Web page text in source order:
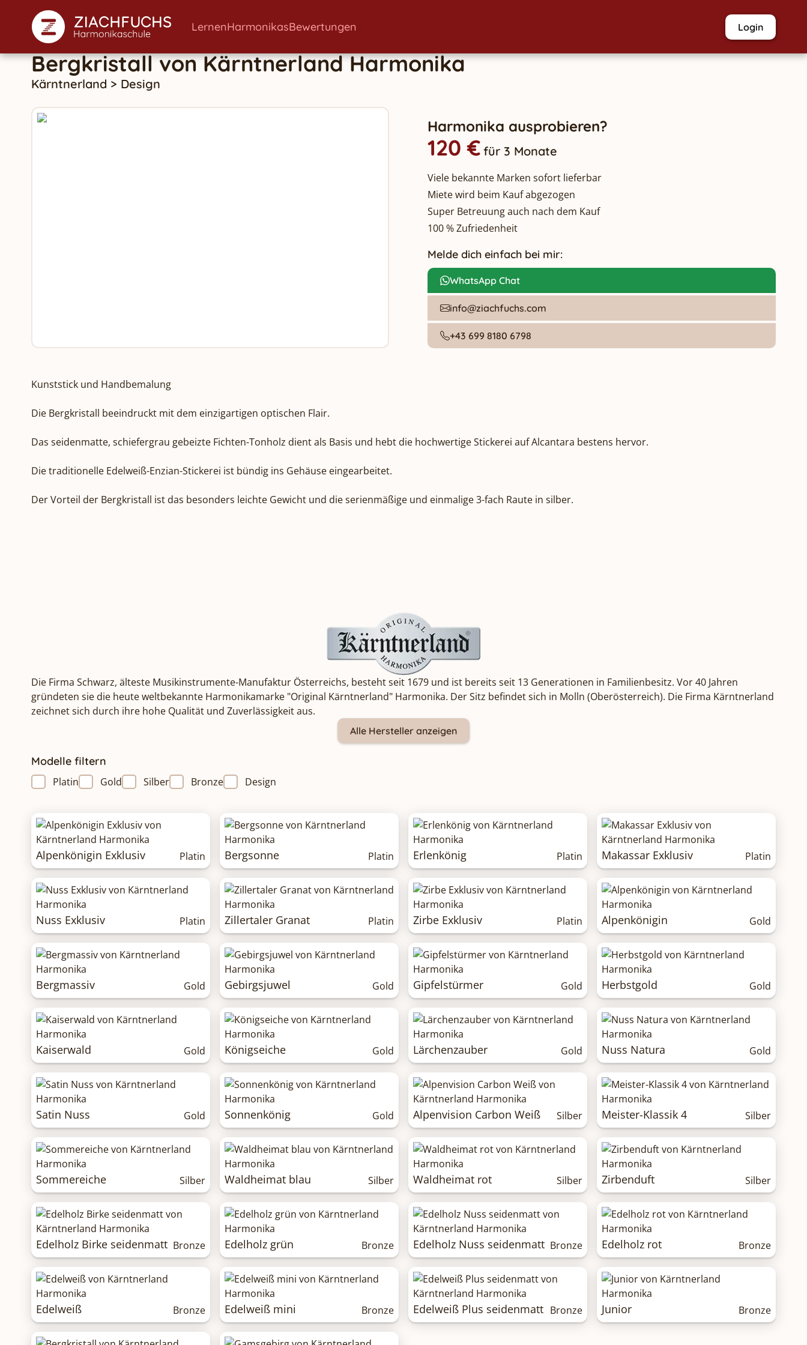
LernenHarmonikasBewertungen Login
BergkristallvonKärntnerlandHarmonika
Kärntnerland > Design
Harmonika ausprobieren?
120 € für 3 Monate
Viele bekannte Marken sofort lieferbar
Miete wird beim Kauf abgezogen
Super Betreuung auch nach dem Kauf
100 % Zufriedenheit
Melde dich einfach bei mir:
WhatsApp Chat
info@ziachfuchs.com
+43 699 8180 6798
Kunststick und Handbemalung
Die Bergkristall beeindruckt mit dem einzigartigen optischen Flair.
Das seidenmatte, schiefergrau gebeizte Fichten-Tonholz dient als Basis und hebt die hochwertige Stickerei auf Alcantara bestens hervor.
Die traditionelle Edelweiß-Enzian-Stickerei ist bündig ins Gehäuse eingearbeitet.
Der Vorteil der Bergkristall ist das besonders leichte Gewicht und die serienmäßige und einmalige 3-fach Raute in silber.
Die Firma Schwarz, älteste Musikinstrumente-Manufaktur Österreichs, besteht seit 1679 und ist bereits seit 13 Generationen in Familienbesitz. Vor 40 Jahren
gründeten sie die heute weltbekannte Harmonikamarke "Original Kärntnerland" Harmonika. Der Sitz befindet sich in Molln (Oberösterreich). Die Firma Kärntnerland
zeichnet sich durch ihre hohe Qualität und Zuverlässigkeit aus.
Alle Hersteller anzeigen
Modelle filtern
Platin Gold Silber Bronze Design
Alpenkönigin Exklusiv Platin Bergsonne Platin Erlenkönig Platin Makassar Exklusiv Platin
Nuss Exklusiv Platin Zillertaler Granat Platin Zirbe Exklusiv Platin Alpenkönigin Gold
Bergmassiv Gold Gebirgsjuwel Gold Gipfelstürmer Gold Herbstgold Gold
Kaiserwald Gold Königseiche Gold Lärchenzauber Gold Nuss Natura Gold
Satin Nuss Gold Sonnenkönig Gold Alpenvision Carbon Weiß Silber Meister-Klassik 4 Silber
Sommereiche Silber Waldheimat blau Silber Waldheimat rot Silber Zirbenduft Silber
Edelholz Birke seidenmatt Bronze Edelholz grün Bronze Edelholz Nuss seidenmatt Bronze Edelholz rot Bronze
Edelweiß Bronze Edelweiß mini Bronze Edelweiß Plus seidenmatt Bronze Junior Bronze